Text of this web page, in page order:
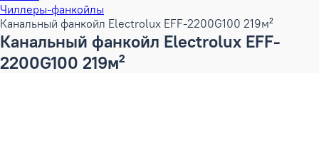
Чиллеры-фанкойлы
Канальный фанкойл Electrolux EFF-2200G100 219м²
Канальный фанкойл Electrolux EFF-
2200G100 219м²